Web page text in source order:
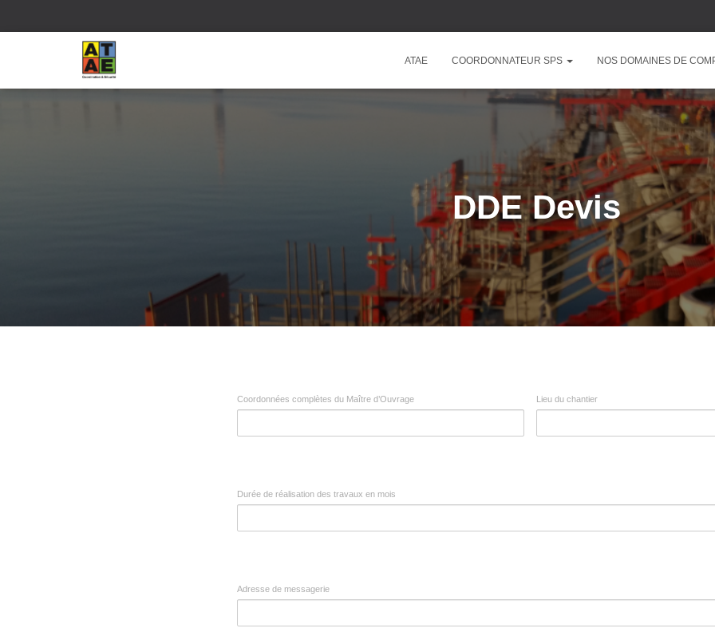
ATAE COORDONNATEUR SPS NOS DOMAINES DE
DDE Devis
Coordonnées complètes du Maître d’Ouvrage Lieu du chantier
Durée de réalisation des travaux en mois
Adresse de messagerie